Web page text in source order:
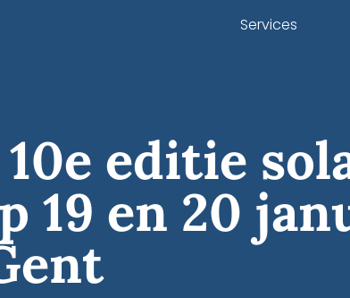
Services
10e editie
19 en 20